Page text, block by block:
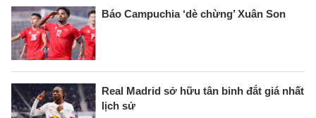
Báo Campuchia ‘dè chừng’ Xuân Son
Real Madrid sở hữu tân binh đắt giá nhất
lịch sử